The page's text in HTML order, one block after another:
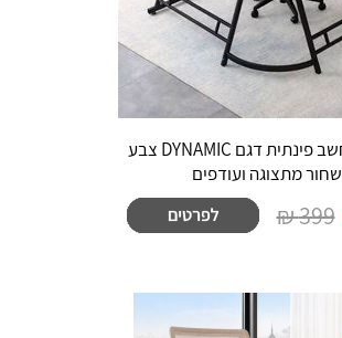
עמדת מחשב פינתית דגם DYNAMIC צבע
שחור מתצוגה ועודפים
399 ₪